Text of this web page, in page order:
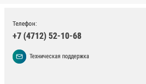
Телефон:
+7 (4712) 52-10-68
Техническая поддержка